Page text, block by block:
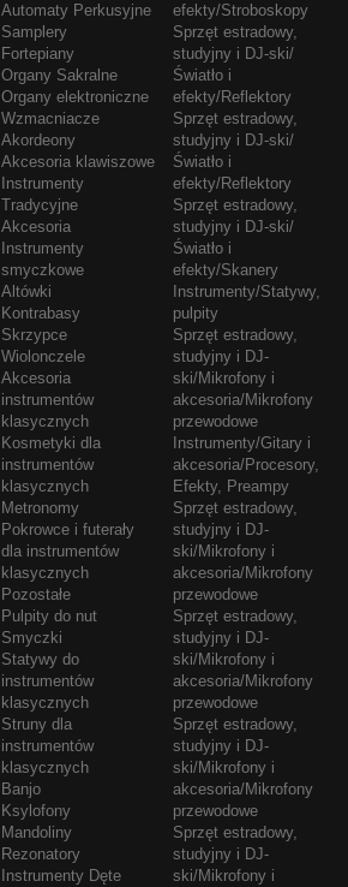
Automaty Perkusyjne
Samplery
Fortepiany
Organy Sakralne
Organy elektroniczne
Wzmacniacze
Akordeony
Akcesoria klawiszowe
Instrumenty
Tradycyjne
Akcesoria
Instrumenty
smyczkowe
Altówki
Kontrabasy
Skrzypce
Wiolonczele
Akcesoria
instrumentów
klasycznych
Kosmetyki dla
instrumentów
klasycznych
Metronomy
Pokrowce i futerały
dla instrumentów
klasycznych
Pozostałe
Pulpity do nut
Smyczki
Statywy do
instrumentów
klasycznych
Struny dla
instrumentów
klasycznych
Banjo
Ksylofony
Mandoliny
Rezonatory
Instrumenty Dęte
efekty/Stroboskopy
Sprzęt estradowy,
studyjny i DJ-ski/
Światło i
efekty/Reflektory
Sprzęt estradowy,
studyjny i DJ-ski/
Światło i
efekty/Reflektory
Sprzęt estradowy,
studyjny i DJ-ski/
Światło i
efekty/Skanery
Instrumenty/Statywy,
pulpity
Sprzęt estradowy,
studyjny i DJ-
ski/Mikrofony i
akcesoria/Mikrofony
przewodowe
Instrumenty/Gitary i
akcesoria/Procesory,
Efekty, Preampy
Sprzęt estradowy,
studyjny i DJ-
ski/Mikrofony i
akcesoria/Mikrofony
przewodowe
Sprzęt estradowy,
studyjny i DJ-
ski/Mikrofony i
akcesoria/Mikrofony
przewodowe
Sprzęt estradowy,
studyjny i DJ-
ski/Mikrofony i
akcesoria/Mikrofony
przewodowe
Sprzęt estradowy,
studyjny i DJ-
ski/Mikrofony i